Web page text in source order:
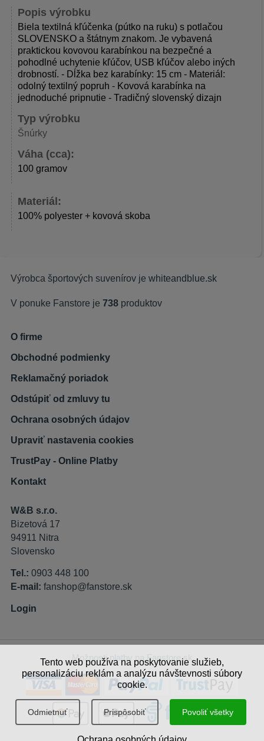
Tento web používa na poskytovanie služieb,
personalizáciu reklám a analýzu návštevnosti súbory
cookie.
Odmietnuť Prispôsobiť Povoliť všetky
Popis výrobku
Biela textilná kľúčenka (pútko na ruku) s potlačou
SLOVENSKO a štátnym znakom. Je vybavená
praktickou kovovou karabínkou na bezpečné a
pohodlné uchytenie kľúčov, USB kľúčov alebo iných
drobností. - Dĺžka bez karabínky: 15 cm - Materiál:
odolný textilný popruh - Kovová karabínka na
jednoduché pripnutie - Tradičný slovenský dizajn
Typ výrobku
Šnúrky
Váha (cca):
100 gramov
Materiál:
100% polyester + kovová skoba
Výrobca športových suvenírov je whiteandblue.sk
V ponuke Fanstore je 738 produktov
O firme
Obchodné podmienky
Reklamačný poriadok
Odstúpiť od zmluvy tu
Ochrana osobných údajov
Upraviť nastavenia cookies
TrustPay - Online Platby
Kontakt
W&B s.r.o.
Bizetová 17
94911 Nitra
Slovensko
Tel.: 0903 448 100
E-mail: fanshop@fanstore.sk
Login
Možnosti platby na Fanstore.sk